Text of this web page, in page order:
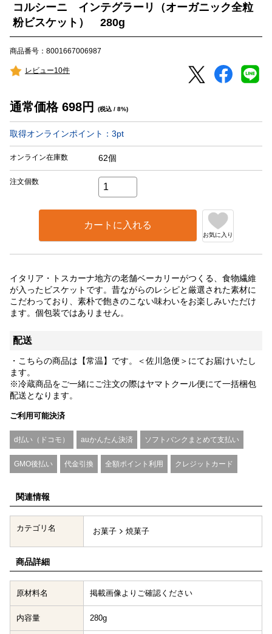
コルシーニ インテグラーリ（オーガニック全粒
粉ビスケット） 280g
商品番号：8001667006987
レビュー10件
通常価格 698円 (税込 / 8%)
取得オンラインポイント： 3pt
オンライン在庫数 62個
注文個数
カートに入れる
お気に入り
イタリア・トスカーナ地方の老舗ベーカリーがつくる、食物繊維
が入ったビスケットです。昔ながらのレシピと厳選された素材に
こだわっており、素朴で飽きのこない味わいをお楽しみいただけ
ます。個包装ではありません。
配送
・こちらの商品は【常温】です。＜佐川急便＞にてお届けいたし
ます。
※冷蔵商品をご一緒にご注文の際はヤマトクール便にて一括梱包
配送となります。
ご利用可能決済
d払い（ドコモ） auかんたん決済 ソフトバンクまとめて支払い
GMO後払い 代金引換 全額ポイント利用 クレジットカード
関連情報
カテゴリ名 お菓子 焼菓子
商品詳細
原材料名 掲載画像よりご確認ください
内容量 280g